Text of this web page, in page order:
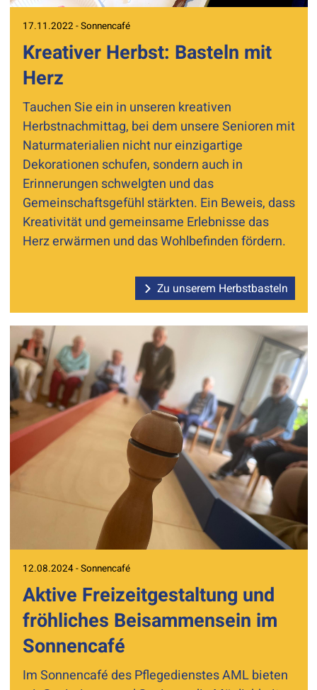
17.11.2022 - Sonnencafé
Kreativer Herbst: Basteln mit
Herz
Tauchen Sie ein in unseren kreativen
Herbstnachmittag, bei dem unsere Senioren mit
Naturmaterialien nicht nur einzigartige
Dekorationen schufen, sondern auch in
Erinnerungen schwelgten und das
Gemeinschaftsgefühl stärkten. Ein Beweis, dass
Kreativität und gemeinsame Erlebnisse das
Herz erwärmen und das Wohlbefinden fördern.
Zu unserem Herbstbasteln
12.08.2024 - Sonnencafé
Aktive Freizeitgestaltung und
fröhliches Beisammensein im
Sonnencafé
Im Sonnencafé des Pflegedienstes AML bieten